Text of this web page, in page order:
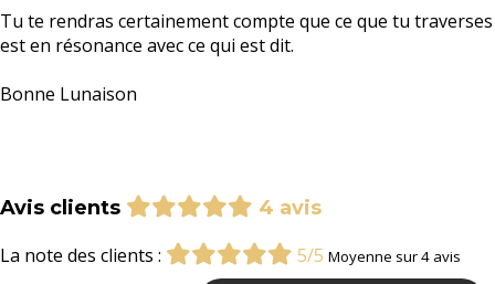
Tu te rendras certainement compte que ce que tu traverses
est en résonance avec ce qui est dit.
Bonne Lunaison
Avis clients
4 avis
La note des clients :
5/5 Moyenne sur 4 avis